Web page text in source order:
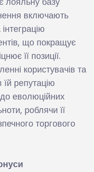
включають
що покращує
її позиції.
користувачів та
їй репутацію
до еволюційних
роблячи її
торгового